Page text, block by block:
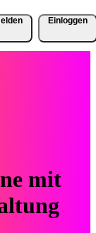
Einloggen
mit